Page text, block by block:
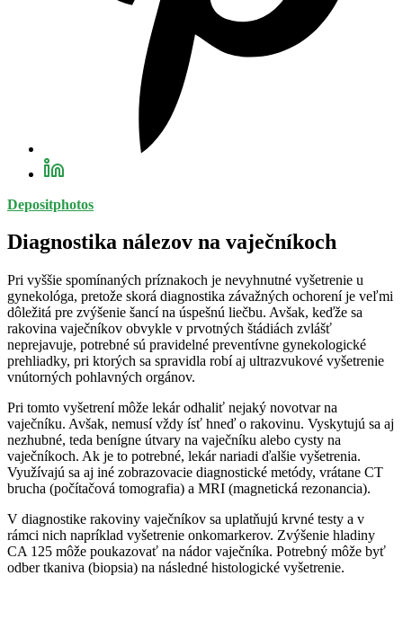
Depositphotos
Diagnostika nálezov na vaječníkoch
Pri vyššie spomínaných príznakoch je nevyhnutné vyšetrenie u
gynekológa, pretože skorá diagnostika závažných ochorení je veľmi
dôležitá pre zvýšenie šancí na úspešnú liečbu. Avšak, keďže sa
rakovina vaječníkov obvykle v prvotných štádiách zvlášť
neprejavuje, potrebné sú pravidelné preventívne gynekologické
prehliadky, pri ktorých sa spravidla robí aj ultrazvukové vyšetrenie
vnútorných pohlavných orgánov.
Pri tomto vyšetrení môže lekár odhaliť nejaký novotvar na
vaječníku. Avšak, nemusí vždy ísť hneď o rakovinu. Vyskytujú sa aj
nezhubné, teda benígne útvary na vaječníku alebo cysty na
vaječníkoch. Ak je to potrebné, lekár nariadi ďalšie vyšetrenia.
Využívajú sa aj iné zobrazovacie diagnostické metódy, vrátane CT
brucha (počítačová tomografia) a MRI (magnetická rezonancia).
V diagnostike rakoviny vaječníkov sa uplatňujú krvné testy a v
rámci nich napríklad vyšetrenie onkomarkerov. Zvýšenie hladiny
CA 125 môže poukazovať na nádor vaječníka. Potrebný môže byť
odber tkaniva (biopsia) na následné histologické vyšetrenie.